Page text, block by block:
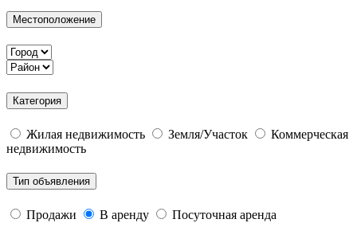
Местоположение
Категория
Жилая недвижимость Земля/Участок
Коммерческая
недвижимость
Тип объявления
Продажи В аренду Посуточная аренда